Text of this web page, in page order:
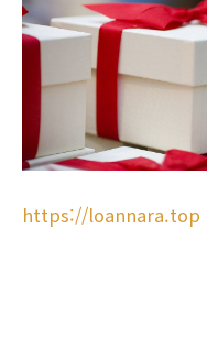
https://loannara.top